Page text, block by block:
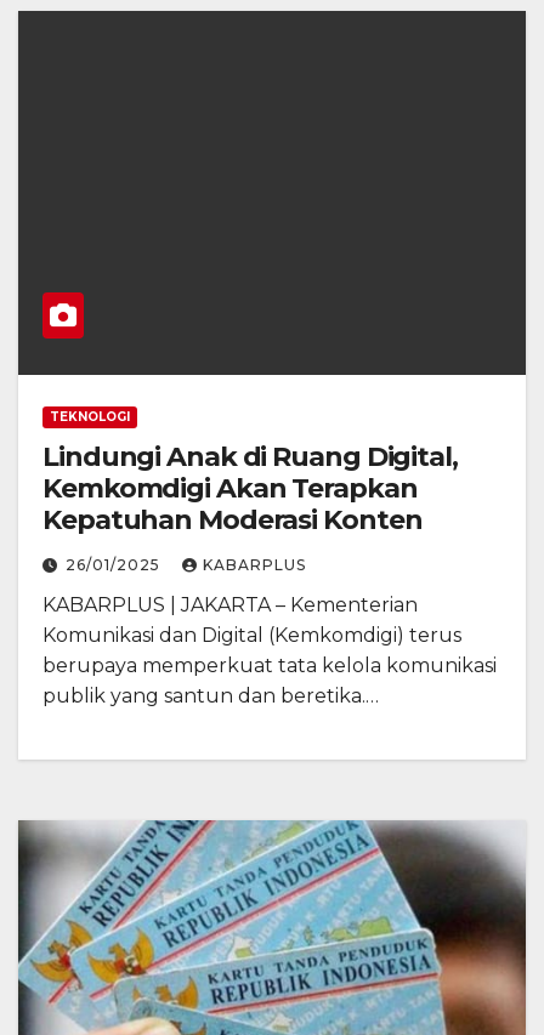
TEKNOLOGI
Lindungi Anak di Ruang Digital,
Kemkomdigi Akan Terapkan
Kepatuhan Moderasi Konten
26/01/2025 KABARPLUS
KABARPLUS | JAKARTA – Kementerian
Komunikasi dan Digital (Kemkomdigi) terus
berupaya memperkuat tata kelola komunikasi
publik yang santun dan beretika.…